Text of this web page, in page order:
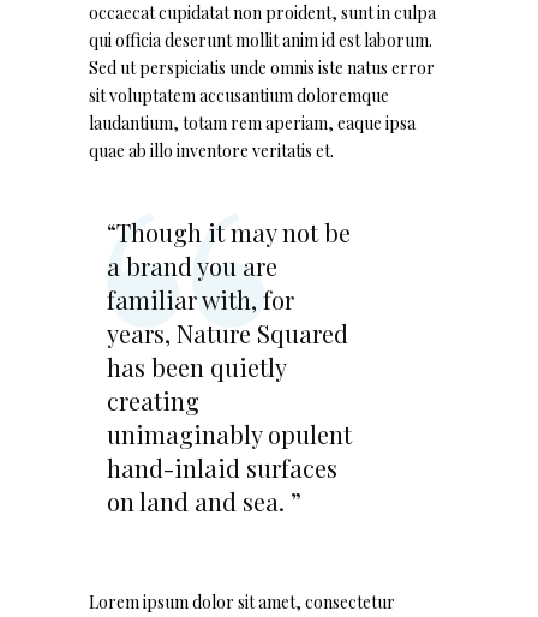
occaecat cupidatat non proident, sunt in culpa
qui officia deserunt mollit anim id est laborum.
Sed ut perspiciatis unde omnis iste natus error
sit voluptatem accusantium doloremque
laudantium, totam rem aperiam, eaque ipsa
quae ab illo inventore veritatis et.
“Though it may not be
a brand you are
familiar with, for
years, Nature Squared
has been quietly
creating
unimaginably opulent
hand-inlaid surfaces
on land and sea. ”
Lorem ipsum dolor sit amet, consectetur